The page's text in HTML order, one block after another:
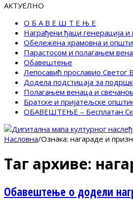
АКТУЕЛНО
О Б А В Е Ш Т Е Њ Е
Награђени ђаци генерација
Обележена храмовна и
Парастосом и полагањем
Обавештење
Лепосавић прославио Светог
Додела подстицаја за
Полагањем венаца и
Братске и пријатељске
ОБАВЕШТЕЊЕ – Бесплатан
Насловна/Ознака: нагараде и
Таг архиве:
Обавештење о додели